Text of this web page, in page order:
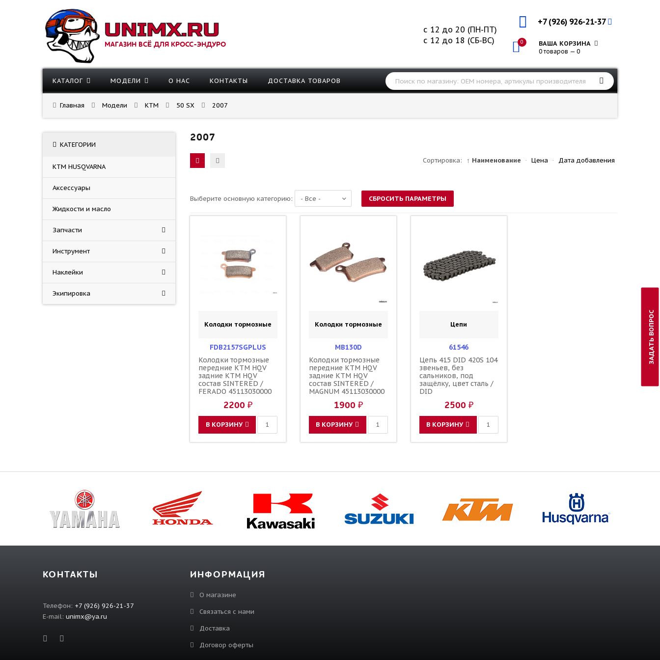
МАГАЗИН ВСЁ ДЛЯ КРОСС-ЭНДУРО
+7 (926) 926-21-37
0 ВАША КОРЗИНА
0 товаров — 0
с 12 до 20 (ПН-ПТ)
с 12 до 18 (СБ-ВС)
КАТАЛОГ МОДЕЛИ О НАС КОНТАКТЫ ДОСТАВКА ТОВАРОВ
Главная Модели KTM 50 SX 2007
2007
Сортировка: ↑ Наименование · Цена · Дата добавления
Выберите основную категорию:
Колодки тормозные
FDB2157SGPLUS
Колодки тормозные
передние KTM HQV
задние KTM HQV
состав SINTERED /
FERADO 45113030000
2200 ₽
В КОРЗИНУ
Колодки тормозные
MB130D
Колодки тормозные
передние KTM HQV
задние KTM HQV
состав SINTERED /
MAGNUM 45113030000
1900 ₽
В КОРЗИНУ
Цепи
61546
Цепь 415 DID 420S 104
звеньев, без
сальников, под
защёлку, цвет сталь /
DID
2500 ₽
В КОРЗИНУ
КАТЕГОРИИ
KTM HUSQVARNA
Аксессуары
Жидкости и масло
Запчасти
Инструмент
Наклейки
Экипировка
КОНТАКТЫ
Телефон: +7 (926) 926-21-37
E-mail: unimx@ya.ru
ИНФОРМАЦИЯ
О магазине
Связаться с нами
Доставка
Договор оферты
ЗАДАТЬ ВОПРОС